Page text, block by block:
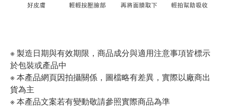
※ 製造日期與有效期限，商品成分與適用注意事項皆標示
於包裝或產品中
※ 本產品網頁因拍攝關係，圖檔略有差異，實際以廠商出
貨為主
※ 本產品文案若有變動敬請參照實際商品為準